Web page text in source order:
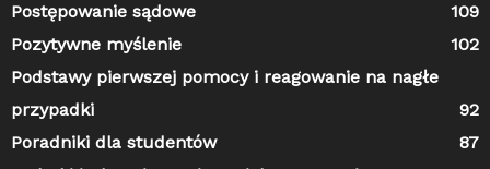
Postępowanie sądowe
109
Pozytywne myślenie
102
Podstawy pierwszej pomocy i reagowanie na nagłe
przypadki
92
Poradniki dla studentów
87